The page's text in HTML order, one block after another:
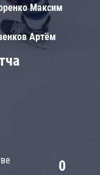
0
Максим
Артём